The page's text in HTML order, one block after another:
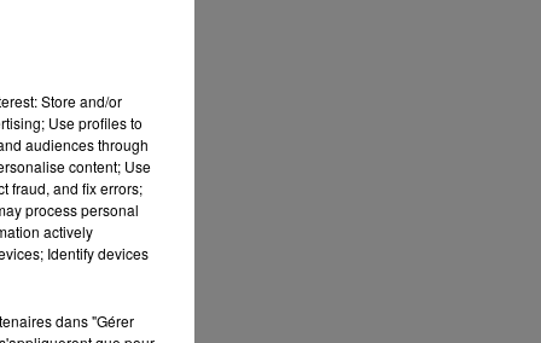
Store and/or
Use profiles to
audiences through
content; Use
fraud, and fix errors;
process personal
actively
Identify devices
dans "Gérer